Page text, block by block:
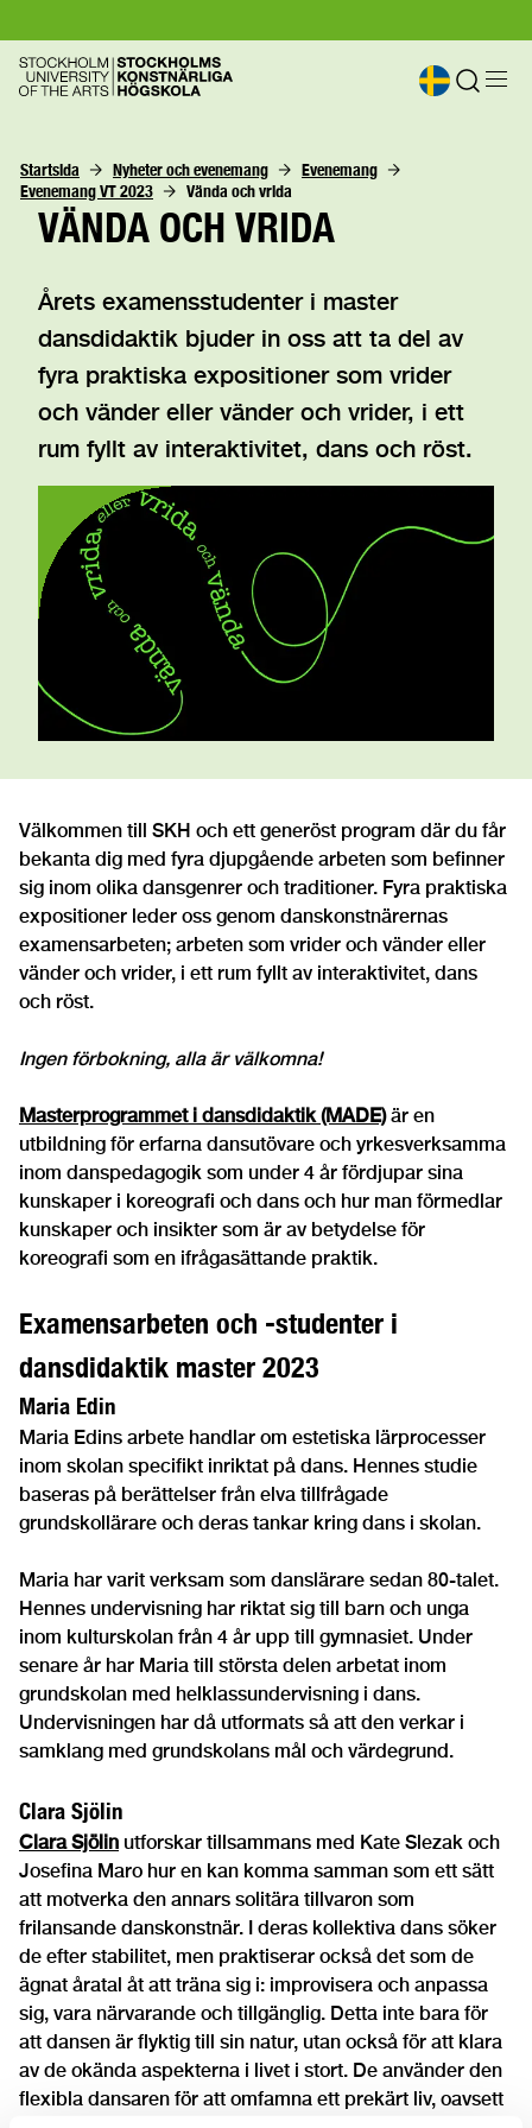
Startsida Nyheter och evenemang
Evenemang
Evenemang VT 2023
Vända och vrida
VÄNDA OCH VRIDA
Årets examensstudenter i master
dansdidaktik bjuder in oss att ta del av
fyra praktiska expositioner som vrider
och vänder eller vänder och vrider, i ett
rum fyllt av interaktivitet, dans och röst.
Välkommen till SKH och ett generöst program där du får
bekanta dig med fyra djupgående arbeten som befinner
sig inom olika dansgenrer och traditioner. Fyra praktiska
expositioner leder oss genom danskonstnärernas
examensarbeten; arbeten som vrider och vänder eller
vänder och vrider, i ett rum fyllt av interaktivitet, dans
och röst.
Ingen förbokning, alla är välkomna!
Masterprogrammet i dansdidaktik (MADE)är en
utbildning för erfarna dansutövare och yrkesverksamma
inom danspedagogik som under 4 år fördjupar sina
kunskaper i koreografi och dans och hur man förmedlar
kunskaper och insikter som är av betydelse för
koreografi som en ifrågasättande praktik.
Examensarbeten och -studenter i
dansdidaktik master 2023
Maria Edin
Maria Edins arbete handlar om estetiska lärprocesser
inom skolan specifikt inriktat på dans. Hennes studie
baseras på berättelser från elva tillfrågade
grundskollärare och deras tankar kring dans i skolan.
Maria har varit verksam som danslärare sedan 80-talet.
Hennes undervisning har riktat sig till barn och unga
inom kulturskolan från 4 år upp till gymnasiet. Under
senare år har Maria till största delen arbetat inom
grundskolan med helklassundervisning i dans.
Undervisningen har då utformats så att den verkar i
samklang med grundskolans mål och värdegrund.
Clara Sjölin
Clara Sjölin utforskar tillsammans med Kate Slezak och
Josefina Maro hur en kan komma samman som ett sätt
att motverka den annars solitära tillvaron som
frilansande danskonstnär. I deras kollektiva dans söker
de efter stabilitet, men praktiserar också det som de
ägnat åratal åt att träna sig i: improvisera och anpassa
sig, vara närvarande och tillgänglig. Detta inte bara för
att dansen är flyktig till sin natur, utan också för att klara
av de okända aspekterna i livet i stort. De använder den
flexibla dansaren för att omfamna ett prekärt liv, oavsett